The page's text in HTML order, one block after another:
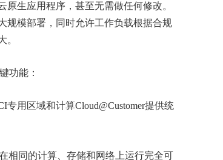
生应用程序，甚至无需做任何修改。
规模部署，同时允许工作负载根据合规
。
功能：
用区域和计算Cloud@Customer提供统
同的计算、存储和网络上运行完全可